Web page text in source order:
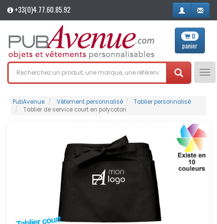
+33(0)4.77.60.85.92
0
panier
PubAvenue Vêtement personnalisé
Tablier personnalisé
Tablier de service court en polycoton